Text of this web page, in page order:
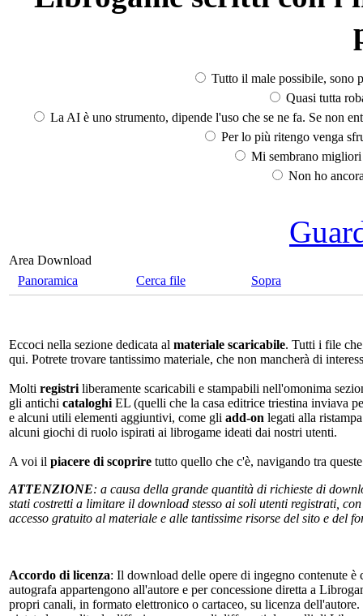
Tutto il male possibile, sono
Quasi tutta
La AI è uno strumento, dipende l'uso che se ne fa. Se non
Per lo più ritengo venga
Mi sembrano
Non ho
Area Download
Panoramica
Cerca file Sopra
Eccoci nella sezione dedicata al materiale scaricabile. Tutti i file
qui. Potrete trovare tantissimo materiale, che non mancherà di
Molti registri liberamente scaricabili e stampabili nell'omonima
gli antichi cataloghi EL (quelli che la casa editrice triestina inviava
e alcuni utili elementi aggiuntivi, come gli add-on legati alla
alcuni giochi di ruolo ispirati ai librogame ideati dai nostri utenti.
A voi il piacere di scoprire tutto quello che c'è, navigando tra
ATTENZIONE: a causa della grande quantità di richieste di
stati costretti a limitare il download stesso ai soli utenti registrati,
accesso gratuito al materiale e alle tantissime risorse del sito e
Accordo di licenza: Il download delle opere di ingegno contenute
autografa appartengono all'autore e per concessione diretta a
propri canali, in formato elettronico o cartaceo, su licenza